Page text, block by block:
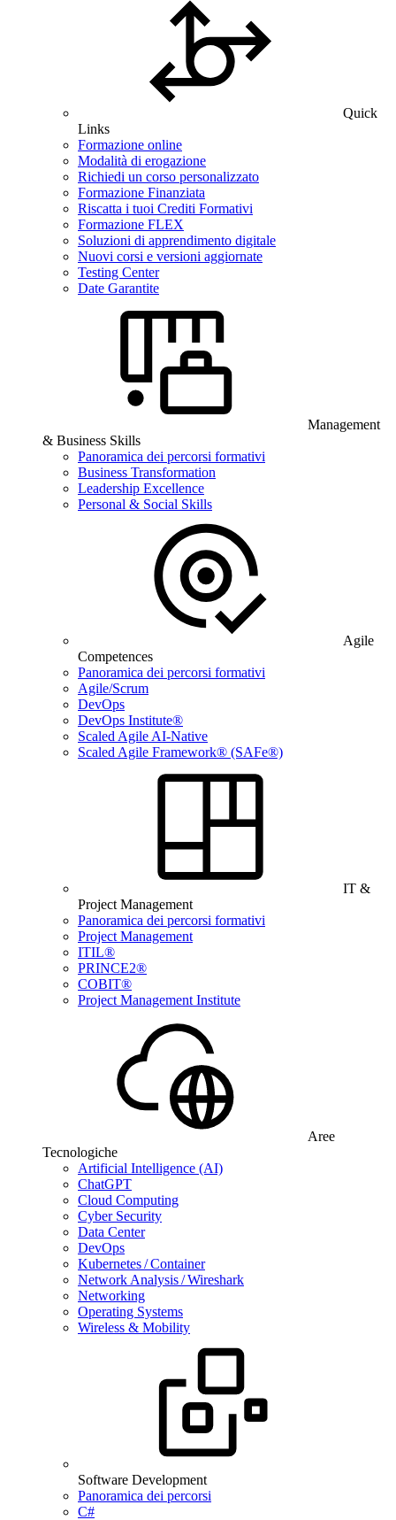
Quick
Links
Formazione online
Modalità di erogazione
Richiedi un corso personalizzato
Formazione Finanziata
Riscatta i tuoi Crediti Formativi
Formazione FLEX
Soluzioni di apprendimento digitale
Nuovi corsi e versioni aggiornate
Testing Center
Date Garantite
Management
& Business Skills
Panoramica dei percorsi formativi
Business Transformation
Leadership Excellence
Personal & Social Skills
Agile
Competences
Panoramica dei percorsi formativi
Agile/Scrum
DevOps
DevOps Institute®
Scaled Agile AI-Native
Scaled Agile Framework® (SAFe®)
IT &
Project Management
Panoramica dei percorsi formativi
Project Management
ITIL®
PRINCE2®
COBIT®
Project Management Institute
Aree
Tecnologiche
Artificial Intelligence (AI)
ChatGPT
Cloud Computing
Cyber Security
Data Center
DevOps
Kubernetes / Container
Network Analysis / Wireshark
Networking
Operating Systems
Wireless & Mobility
Software Development
Panoramica dei percorsi
C#